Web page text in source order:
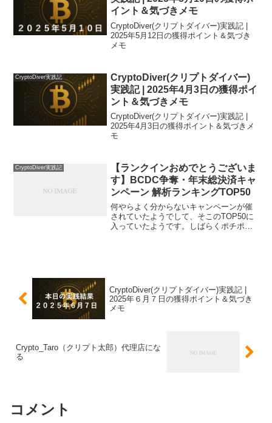
イント＆気づきメモ
CryptoDiver(クリプトダイバー)実践記 |
2025年5月12日の獲得ポイント＆気づき
メモ
CryptoDiver実践記
CryptoDiver(クリプトダイバー)
実践記 | 2025年4月3日の獲得ポイ
ント＆気づきメモ
CryptoDiver(クリプトダイバー)実践記 |
2025年4月3日の獲得ポイント＆気づきメ
モ
CryptoDiver実践記
【ランクインおめでとうございま
す】BCDC争奪・年末総決済キャ
ンペーン 解析ランキングTOP50
何やらよく分からないキャンペーンが催
されていたようでして、そこのTOP50に
入っていたようです。しばらくポチポチ
CryptoDiver(クリプトダイバー)実践記 |
2025年６月７日の獲得ポイント＆気づき
メモ
Crypto_Taro（クリプト太郎）代理店にな
る
コメント